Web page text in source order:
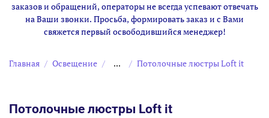
заказов и обращений, операторы не всегда успевают отвечать
на Ваши звонки. Просьба, формировать заказ и с Вами
свяжется первый освободившийся менеджер!
Главная Освещение ... Потолочные люстры Loft it
Потолочные люстры Loft it